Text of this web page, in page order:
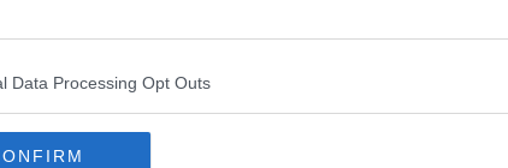
Data Processing Opt Outs
spicci” di Zerocalcare.